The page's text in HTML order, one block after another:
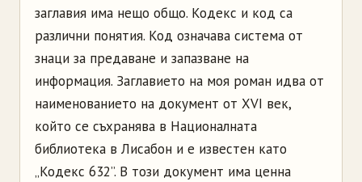
заглавия има нещо общо. Кодекс и код са
различни понятия. Код означава система от
знаци за предаване и запазване на
информация. Заглавието на моя роман идва от
наименованието на документ от ХVІ век,
който се съхранява в Националната
библиотека в Лисабон и е известен като
„Кодекс 632”. В този документ има ценна